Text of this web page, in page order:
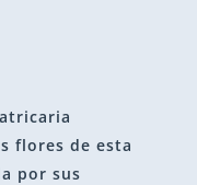
flores de esta
por sus